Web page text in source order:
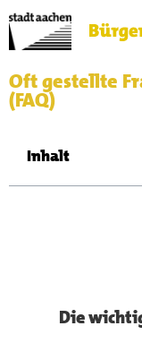
Oft gestellte
(FAQ)
Inhalt
Die